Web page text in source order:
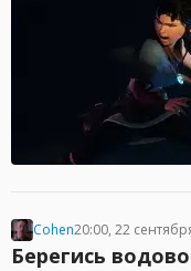
Cohen20:00, 22
Берегись